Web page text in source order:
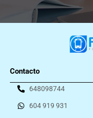
Contacto
648098744
604 919 931